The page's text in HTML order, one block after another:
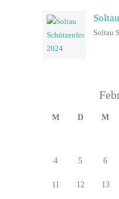
Soltau
M D M
4 5 6
11 12 13